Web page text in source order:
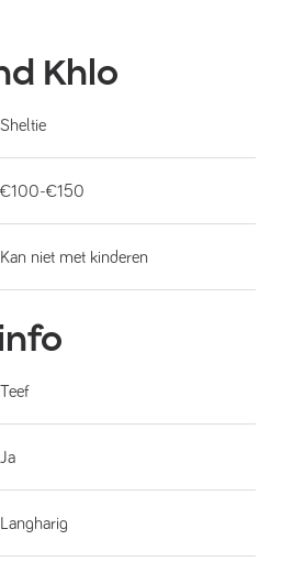
Khlo
Sheltie
€100-€150
Kan niet met kinderen
Teef
Ja
Langharig